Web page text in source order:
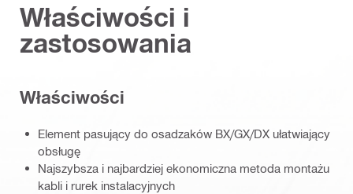
Właściwości i
zastosowania
Właściwości
Element pasujący do osadzaków BX/GX/DX ułatwiający
obsługę
Najszybsza i najbardziej ekonomiczna metoda montażu
kabli i rurek instalacyjnych